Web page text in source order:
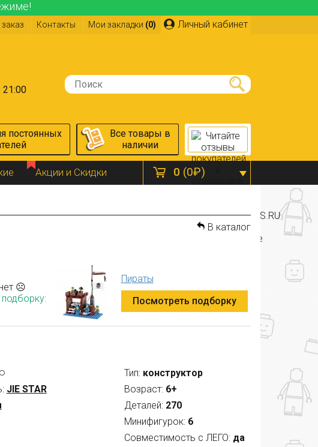
Личный кабинет
Контакты Мои закладки (0)
21:00
0 (0₽)
постоянных
Все товары в
наличии
Акции и Скидки
В каталог
☹
Пираты
Посмотреть подборку
JIE STAR
Тип: конструктор
Возраст: 6+
Деталей: 270
Минифигурок: 6
Совместимость с ЛЕГО: да